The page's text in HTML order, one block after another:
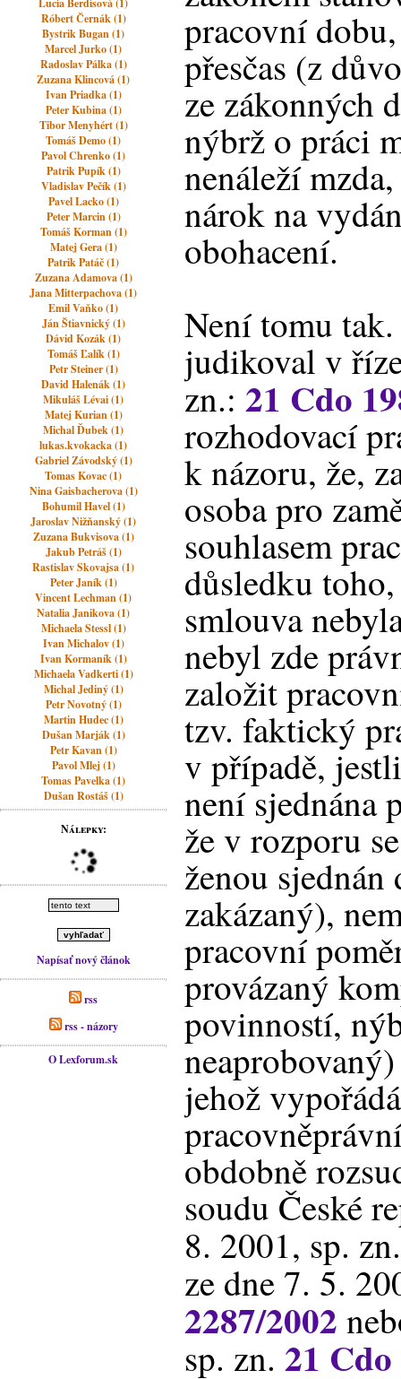
Lucia Berdisová (1)
Róbert Černák (1)
Bystrik Bugan (1)
Marcel Jurko (1)
Radoslav Pálka (1)
Zuzana Klincová (1)
Ivan Priadka (1)
Peter Kubina (1)
Tibor Menyhért (1)
Tomáš Demo (1)
Pavol Chrenko (1)
Patrik Pupík (1)
Vladislav Pečík (1)
Pavel Lacko (1)
Peter Marcin (1)
Tomáš Korman (1)
Matej Gera (1)
Patrik Patáč (1)
Zuzana Adamova (1)
Jana Mitterpachova (1)
Emil Vaňko (1)
Ján Štiavnický (1)
Dávid Kozák (1)
Tomáš Ľalík (1)
Petr Steiner (1)
David Halenák (1)
Mikuláš Lévai (1)
Matej Kurian (1)
Michal Ďubek (1)
lukas.kvokacka (1)
Gabriel Závodský (1)
Tomas Kovac (1)
Nina Gaisbacherova (1)
Bohumil Havel (1)
Jaroslav Nižňanský (1)
Zuzana Bukvisova (1)
Jakub Petráš (1)
Rastislav Skovajsa (1)
Peter Janík (1)
Vincent Lechman (1)
Natalia Janikova (1)
Michaela Stessl (1)
Ivan Michalov (1)
Ivan Kormaník (1)
Michaela Vadkerti (1)
Michal Jediný (1)
Petr Novotný (1)
Martin Hudec (1)
Dušan Marják (1)
Petr Kavan (1)
Pavol Mlej (1)
Tomas Pavelka (1)
Dušan Rostáš (1)
Nálepky:
Napísať nový článok
rss
rss - názory
O Lexforum.sk
pracovní
přesčas (z
ze zákonných
nýbrž o práci
nenáleží
nárok na
obohacení.
Není tomu
judikoval v
zn.:21 Cdo
rozhodovací
k názoru, že,
osoba pro
souhlasem
důsledku
smlouva
nebyl zde
založit
tzv. faktický
v případě,
není sjednána
že v rozporu
ženou sjednán
zakázaný),
pracovní
provázaný
povinností,
jehož
obdobně
soudu České
8. 2001, sp.
ze dne 7. 5.
2287/2002
sp. zn.21